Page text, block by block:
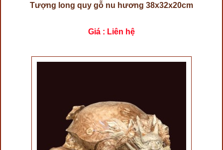
Tượng long quy gỗ nu hương 38x32x20cm
Giá : Liên hệ